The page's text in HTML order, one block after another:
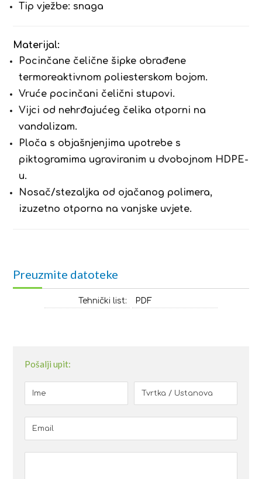
Tip vježbe: snaga
Materijal:
Pocinčane čelične šipke obrađene
termoreaktivnom poliesterskom bojom.
Vruće pocinčani čelični stupovi.
Vijci od nehrđajućeg čelika otporni na
vandalizam.
Ploča s objašnjenjima upotrebe s
piktogramima ugraviranim u dvobojnom HDPE-
u.
Nosač/stezaljka od ojačanog polimera,
izuzetno otporna na vanjske uvjete.
Preuzmite datoteke
Tehnički list: PDF
Pošalji upit: